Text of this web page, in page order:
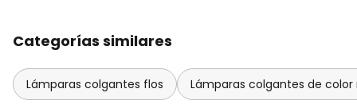
Categorías similares
Lámparas colgantes flos Lámparas colgantes de